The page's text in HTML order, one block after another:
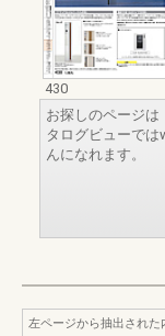
430
お探しのページは
タログビューで
んになれます。
左ページから抽出された